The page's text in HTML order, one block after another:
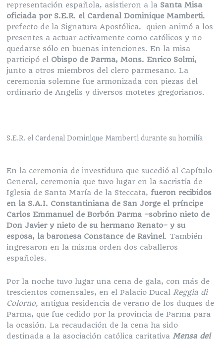
representación española, asistieron a la Santa Misa
oficiada por S.E.R. el Cardenal Dominique Mamberti,
prefecto de la Signatura Apostólica, quien animó a los
presentes a actuar activamente como católicos y no
quedarse sólo en buenas intenciones. En la misa
participó el Obispo de Parma, Mons. Enrico Solmi,
junto a otros miembros del clero parmesano. La
ceremonia solemne fue armonizada con piezas del
ordinario de Angelis y diversos motetes gregorianos.
S.E.R. el Cardenal Dominique Mamberti durante su homilía
En la ceremonia de investidura que sucedió al Capítulo
General, ceremonia que tuvo lugar en la sacristía de
Iglesia de Santa María de la Steccata, fueron recibidos
en la S.A.I. Constantiniana de San Jorge el príncipe
Carlos Emmanuel de Borbón Parma –sobrino nieto de
Don Javier y nieto de su hermano Renato– y su
esposa, la baronesa Constance de Ravinel. También
ingresaron en la misma orden dos caballeros
españoles.
Por la noche tuvo lugar una cena de gala, con más de
trescientos comensales, en el Palacio Ducal Reggia di
Colorno, antigua residencia de verano de los duques de
Parma, que fue cedido por la provincia de Parma para
la ocasión. La recaudación de la cena ha sido
destinada a la asociación católica caritativaMensa dei